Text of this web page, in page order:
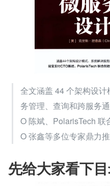
全文涵盖 44 个架构设
务管理、查询和跨服务
O 陈斌、PolarisTech
O 张鑫等多位专家鼎力
先给大家看下